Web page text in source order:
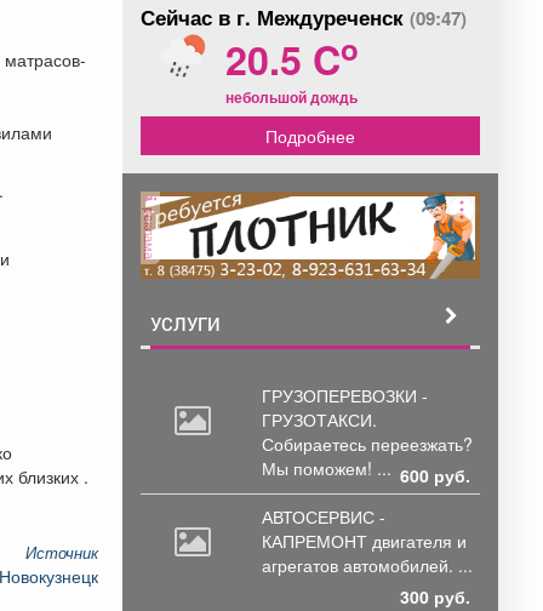
близких .
Источник
Сейчас в г. Междуреченск (09:47)
20.5 Co
небольшой дождь
Подробнее
реклама
УСЛУГИ
ГРУЗОПЕРЕВОЗКИ -
ГРУЗОТАКСИ.
Собираетесь переезжать?
Мы поможем! ... 600 руб.
АВТОСЕРВИС -
КАПРЕМОНТ двигателя и
агрегатов автомобилей. ...
300 руб.